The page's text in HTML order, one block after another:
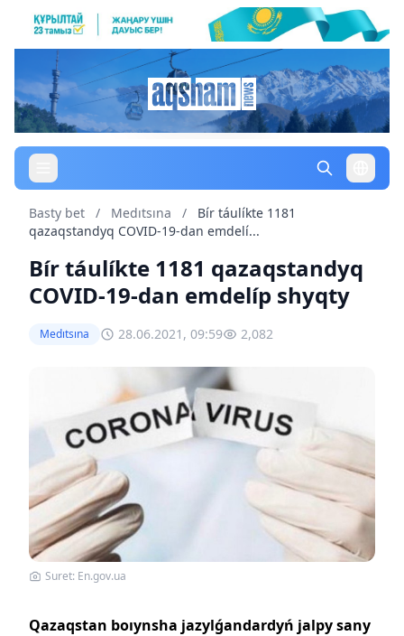
Basty bet / Medıtsına /
Bír táulíkte 1181
qazaqstandyq COVID-19-dan emdelí...
Bír táulíkte 1181 qazaqstandyq
COVID-19-dan emdelíp shyqty
Medıtsına 28.06.2021, 09:59 2,082
Suret: En.gov.ua
Qazaqstan boıynsha jazylǵandardyń jalpy sany